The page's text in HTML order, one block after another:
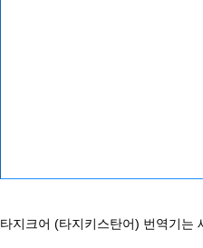
타지크어 (타지키스탄어) 번역기